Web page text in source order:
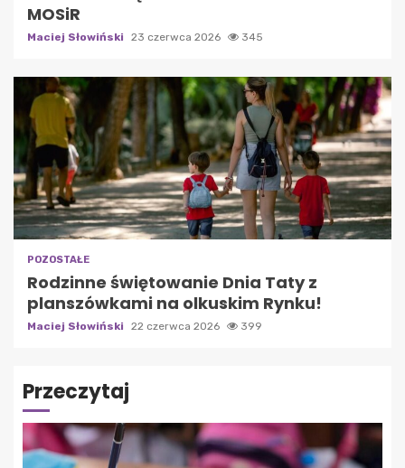
MOSiR
Maciej Słowiński 23 czerwca 2026 345
POZOSTAŁE
Rodzinne świętowanie Dnia Taty z
planszówkami na olkuskim Rynku!
Maciej Słowiński 22 czerwca 2026 399
Przeczytaj